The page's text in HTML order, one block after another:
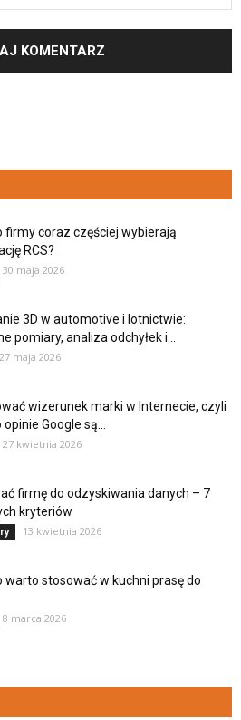
firmy coraz częściej wybierają
RCS?
30 maja 2026
3D w automotive i lotnictwie:
pomiary, analiza odchyłek i...
27 maja 2026
wizerunek marki w Internecie, czyli
Google są...
27 kwietnia 2026
firmę do odzyskiwania danych – 7
kryteriów
13 kwietnia 2026
warto stosować w kuchni prasę do
8 marca 2026